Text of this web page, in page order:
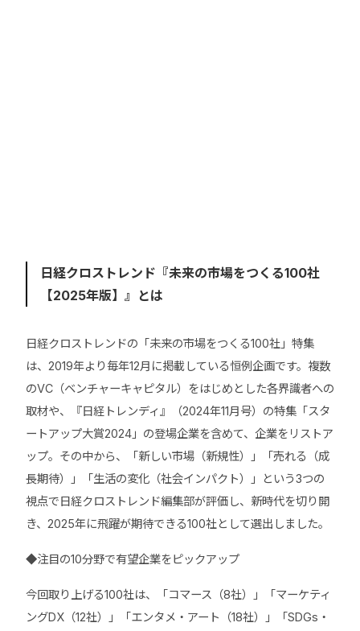
日経クロストレンド『未来の市場をつくる100社
【2025年版】』とは
日経クロストレンドの「未来の市場をつくる100社」特集
は、2019年より毎年12月に掲載している恒例企画です。複数
のVC（ベンチャーキャピタル）をはじめとした各界識者への
取材や、『日経トレンディ』（2024年11月号）の特集「スタ
ートアップ大賞2024」の登場企業を含めて、企業をリストア
ップ。その中から、「新しい市場（新規性）」「売れる（成
長期待）」「生活の変化（社会インパクト）」という3つの
視点で日経クロストレンド編集部が評価し、新時代を切り開
き、2025年に飛躍が期待できる100社として選出しました。
◆注目の10分野で有望企業をピックアップ
今回取り上げる100社は、「コマース（8社）」「マーケティ
ングDX（12社）」「エンタメ・アート（18社）」「SDGs・